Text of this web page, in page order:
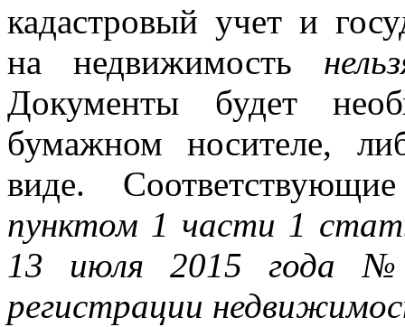
кадастровый учет и
на недвижимость
Документы будет
бумажном носителе,
виде.
пунктом 1 части 1
13 июля 2015 года
регистрации